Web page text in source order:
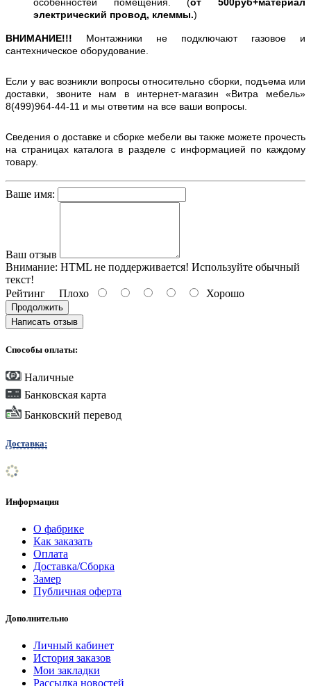
электрический провод, клеммы.)
ВНИМАНИЕ!!! Монтажники не подключают газовое и
сантехническое оборудование.
Если у вас возникли вопросы относительно сборки, подъема или
доставки, звоните нам в интернет-магазин «Витра мебель»
8(499)964-44-11 и мы ответим на все ваши вопросы.
Сведения о доставке и сборке мебели вы также можете прочесть
на страницах каталога в разделе с информацией по каждому
товару.
Ваше имя:
Ваш отзыв
Внимание: HTML не поддерживается! Используйте обычный
текст!
Рейтинг Плохо Хорошо
Продолжить
Написать отзыв
Способы оплаты:
Наличные
Банковская карта
Банковский перевод
Доставка:
Информация
О фабрике
Как заказать
Оплата
Доставка/Сборка
Замер
Публичная оферта
Дополнительно
Личный кабинет
История заказов
Мои закладки
Рассылка новостей